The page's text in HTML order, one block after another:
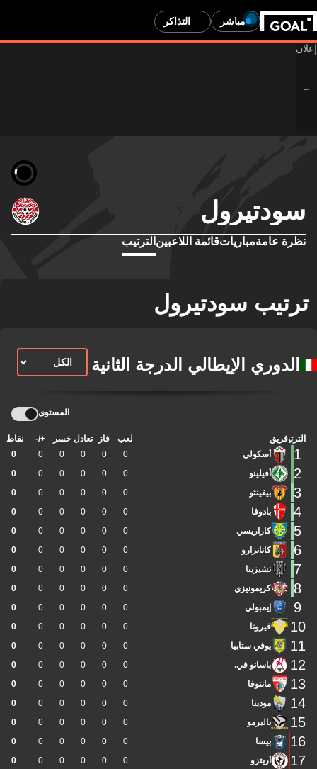
مباشر التذاكر
سودتيرول
نظرة عامةمبارياتقائمة اللاعبين الترتيب
ترتيب سودتيرول
الدوري الإيطالي الدرجة الثانية
المستوى
الترتيبفريق لعب فاز تعادل خسر +/- نقاط
1 أسكولي 0
0
0
0
0
0
2 أفيلينو 0
0
0
0
0
0
3 بيفينتو 0
0
0
0
0
0
4 بادوفا 0
0
0
0
0
0
5 كاراريسي 0
0
0
0
0
0
6 كاتانزارو 0
0
0
0
0
0
7 تشيزينا 0
0
0
0
0
0
8 كريمونيزي 0
0
0
0
0
0
9 إيمبولي 0
0
0
0
0
0
10 فيرونا 0
0
0
0
0
0
11 يوفي ستابيا 0
0
0
0
0
0
12 باسانو في. 0
0
0
0
0
0
13 مانتوفا 0
0
0
0
0
0
14 مودينا 0
0
0
0
0
0
15 باليرمو 0
0
0
0
0
0
16 بيسا 0
0
0
0
0
0
17 أريتزو 0
0
0
0
0
0